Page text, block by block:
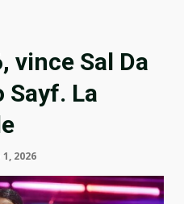
vince Sal Da
Sayf. La
2026